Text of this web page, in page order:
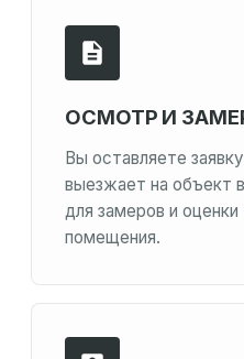
ОСМОТР И
Вы оставляете
выезжает на объект
для замеров и
помещения.